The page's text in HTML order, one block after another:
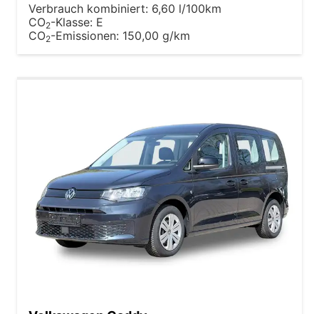
Verbrauch kombiniert: 6,60 l/100km
CO2-Klasse: E
CO2-Emissionen: 150,00 g/km